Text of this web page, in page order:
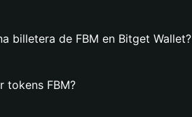
billetera de FBM en Bitget Wallet?
tokens FBM?